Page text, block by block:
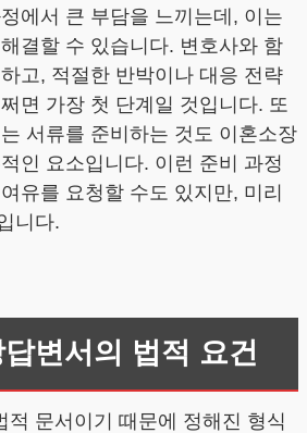
에서 큰 부담을 느끼는데, 이는
결할 수 있습니다. 변호사와 함
고, 적절한 반박이나 대응 전략
면 가장 첫 단계일 것입니다. 또
서류를 준비하는 것도 이혼소장
인 요소입니다. 이런 준비 과정
유를 요청할 수도 있지만, 미리
니다.
변서의 법적 요건
적 문서이기 때문에 정해진 형식